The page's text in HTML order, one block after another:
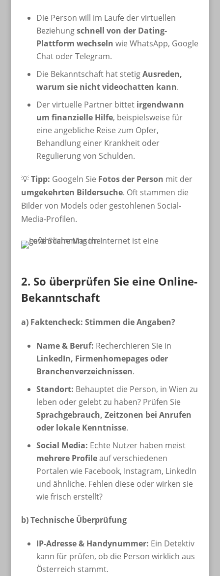
Die Person will im Laufe der virtuellen
Beziehungschnell von der Dating-
Plattform wechseln wie WhatsApp, Google
Chat oder Telegram.
Die Bekanntschaft hat stetigAusreden,
warum sie nicht videochatten kann.
Der virtuelle Partner bittet irgendwann
um finanzielle Hilfe, beispielsweise für
eine angebliche Reise zum Opfer,
Behandlung einer Krankheit oder
Regulierung von Schulden.
💡Tipp: Googeln Sie Fotos der Person mit der
umgekehrten Bildersuche. Oft stammen die
Bilder von Models oder gestohlenen Social-
Media-Profilen.
2. So überprüfen Sie eine Online-
Bekanntschaft
a) Faktencheck: Stimmen die Angaben?
Name & Beruf: Recherchieren Sie in
LinkedIn, Firmenhomepages oder
Branchenverzeichnissen.
Standort: Behauptet die Person, in Wien zu
leben oder gelebt zu haben? Prüfen Sie
Sprachgebrauch, Zeitzonen bei Anrufen
oder lokale Kenntnisse.
Social Media: Echte Nutzer haben meist
mehrere Profileauf verschiedenen
Portalen wie Facebook, Instagram, LinkedIn
und ähnliche. Fehlen diese oder wirken sie
wie frisch erstellt?
b) Technische Überprüfung
IP-Adresse & Handynummer: Ein Detektiv
kann für prüfen, ob die Person wirklich aus
Österreich stammt.